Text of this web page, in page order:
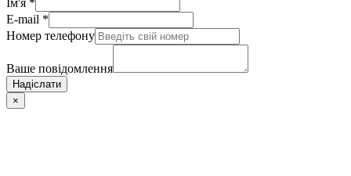
Ім'я *
E-mail *
Номер телефону
Ваше повідомлення
Надіслати
×